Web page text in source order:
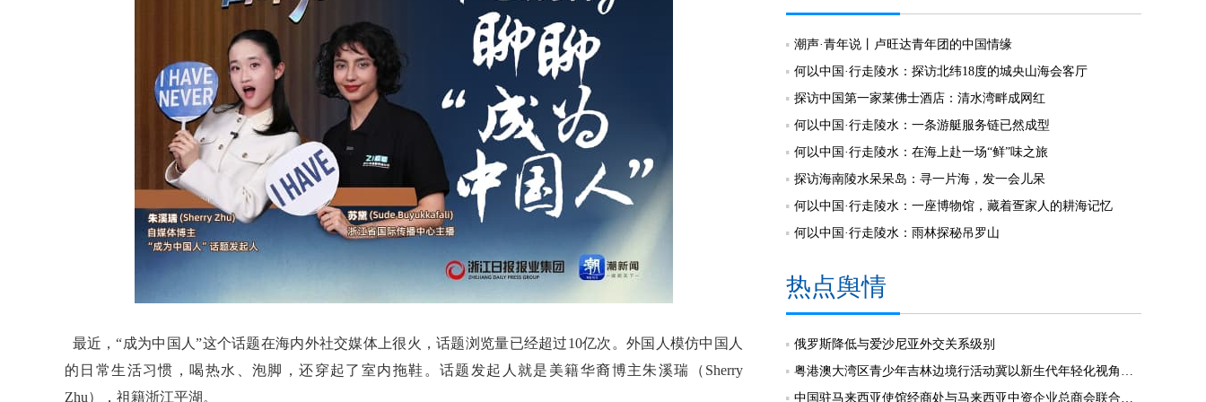
最近，“成为中国人”这个话题在海内外社交媒体上很火，话题浏览量已经超过10亿次。外国人模仿中国人
的日常生活习惯，喝热水、泡脚，还穿起了室内拖鞋。话题发起人就是美籍华裔博主朱溪瑞（Sherry
Zhu），祖籍浙江平湖。
潮声·青年说丨卢旺达青年团的中国情缘
何以中国·行走陵水：探访北纬18度的城央山海会客厅
探访中国第一家莱佛士酒店：清水湾畔成网红
何以中国·行走陵水：一条游艇服务链已然成型
何以中国·行走陵水：在海上赴一场“鲜”味之旅
探访海南陵水呆呆岛：寻一片海，发一会儿呆
何以中国·行走陵水：一座博物馆，藏着疍家人的耕海记忆
何以中国·行走陵水：雨林探秘吊罗山
热点舆情
俄罗斯降低与爱沙尼亚外交关系级别
粤港澳大湾区青少年吉林边境行活动冀以新生代年轻化视角见证发展
中国驻马来西亚使馆经商处与马来西亚中资企业总商会联合举办“中国经济发展”线上讲座